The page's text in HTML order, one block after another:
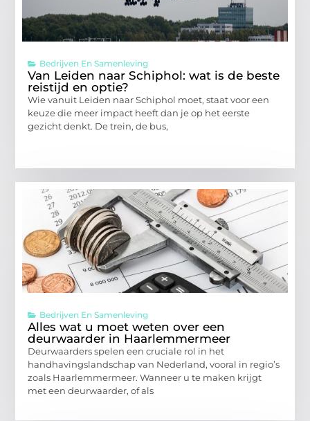
Bedrijven En Samenleving
Van Leiden naar Schiphol: wat is de beste
reistijd en optie?
Wie vanuit Leiden naar Schiphol moet, staat voor een
keuze die meer impact heeft dan je op het eerste
gezicht denkt. De trein, de bus,
Bedrijven En Samenleving
Alles wat u moet weten over een
deurwaarder in Haarlemmermeer
Deurwaarders spelen een cruciale rol in het
handhavingslandschap van Nederland, vooral in regio’s
zoals Haarlemmermeer. Wanneer u te maken krijgt
met een deurwaarder, of als